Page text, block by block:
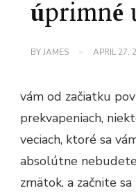
úprimné
BYJAMES APRIL 27,
vám od začiatku
prekvapeniach,
veciach, ktoré sa
absolútne
zmätok. a začnite